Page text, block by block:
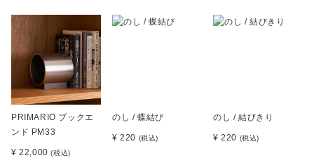
PRIMARIO ブックエ
ンド PM33
¥ 22,000(税込)
のし / 蝶結び
¥ 220 (税込)
のし / 結びきり
¥ 220 (税込)